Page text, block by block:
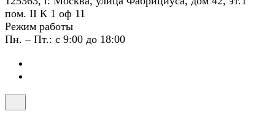
пом. II К 1 оф 11
Режим работы
Пн. – Пт.: с 9:00 до 18:00